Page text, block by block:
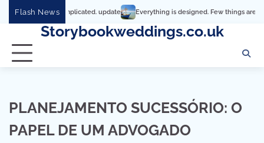
Flash News
it’s so complicated. update Everything is designed. Few things are designed
Storybookweddings.co.uk
PLANEJAMENTO SUCESSÓRIO: O
PAPEL DE UM ADVOGADO